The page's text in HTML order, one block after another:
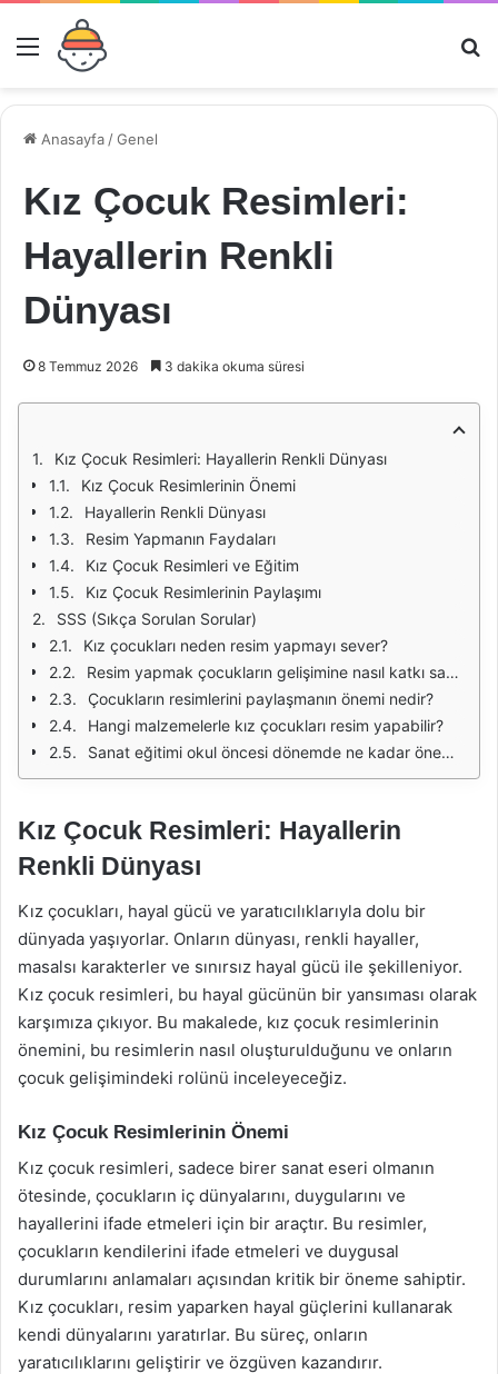
Menü
Anasayfa /Genel
Kız Çocuk Resimleri:
Hayallerin Renkli
Dünyası
8 Temmuz 2026 3 dakika okuma süresi
Kız Çocuk Resimleri: Hayallerin Renkli Dünyası
Kız Çocuk Resimlerinin Önemi
Hayallerin Renkli Dünyası
Resim Yapmanın Faydaları
Kız Çocuk Resimleri ve Eğitim
Kız Çocuk Resimlerinin Paylaşımı
SSS (Sıkça Sorulan Sorular)
Kız çocukları neden resim yapmayı sever?
Resim yapmak çocukların gelişimine nasıl katkı sağlar?
Çocukların resimlerini paylaşmanın önemi nedir?
Hangi malzemelerle kız çocukları resim yapabilir?
Sanat eğitimi okul öncesi dönemde ne kadar önemlidir?
Kız Çocuk Resimleri: Hayallerin
Renkli Dünyası
Kız çocukları, hayal gücü ve yaratıcılıklarıyla dolu bir
dünyada yaşıyorlar. Onların dünyası, renkli hayaller,
masalsı karakterler ve sınırsız hayal gücü ile şekilleniyor.
Kız çocuk resimleri, bu hayal gücünün bir yansıması olarak
karşımıza çıkıyor. Bu makalede, kız çocuk resimlerinin
önemini, bu resimlerin nasıl oluşturulduğunu ve onların
çocuk gelişimindeki rolünü inceleyeceğiz.
Kız Çocuk Resimlerinin Önemi
Kız çocuk resimleri, sadece birer sanat eseri olmanın
ötesinde, çocukların iç dünyalarını, duygularını ve
hayallerini ifade etmeleri için bir araçtır. Bu resimler,
çocukların kendilerini ifade etmeleri ve duygusal
durumlarını anlamaları açısından kritik bir öneme sahiptir.
Kız çocukları, resim yaparken hayal güçlerini kullanarak
kendi dünyalarını yaratırlar. Bu süreç, onların
yaratıcılıklarını geliştirir ve özgüven kazandırır.